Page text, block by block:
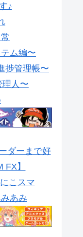
♪
ム編〜
捗管理帳〜
理人〜
ダーまで好
】
こスマ
あみ